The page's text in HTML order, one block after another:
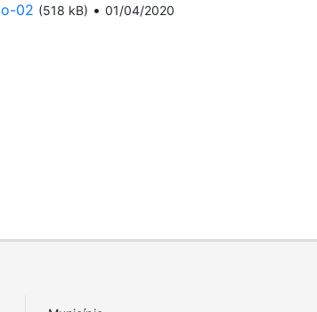
02 (518 kB) • 01/04/2020